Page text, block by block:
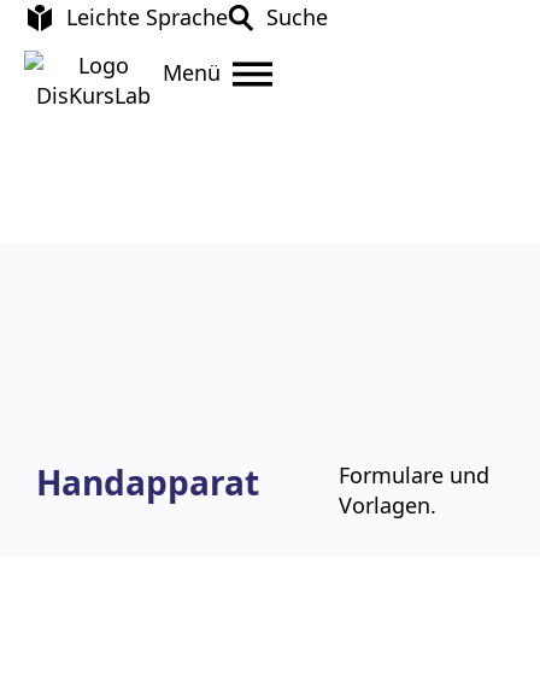
Leichte Sprache
Suche
Menü
Handapparat
Formulare und
Vorlagen.